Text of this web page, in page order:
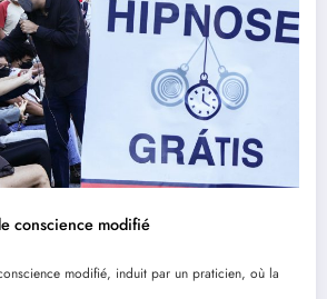
conscience modifié
modifié, induit par un praticien, où la